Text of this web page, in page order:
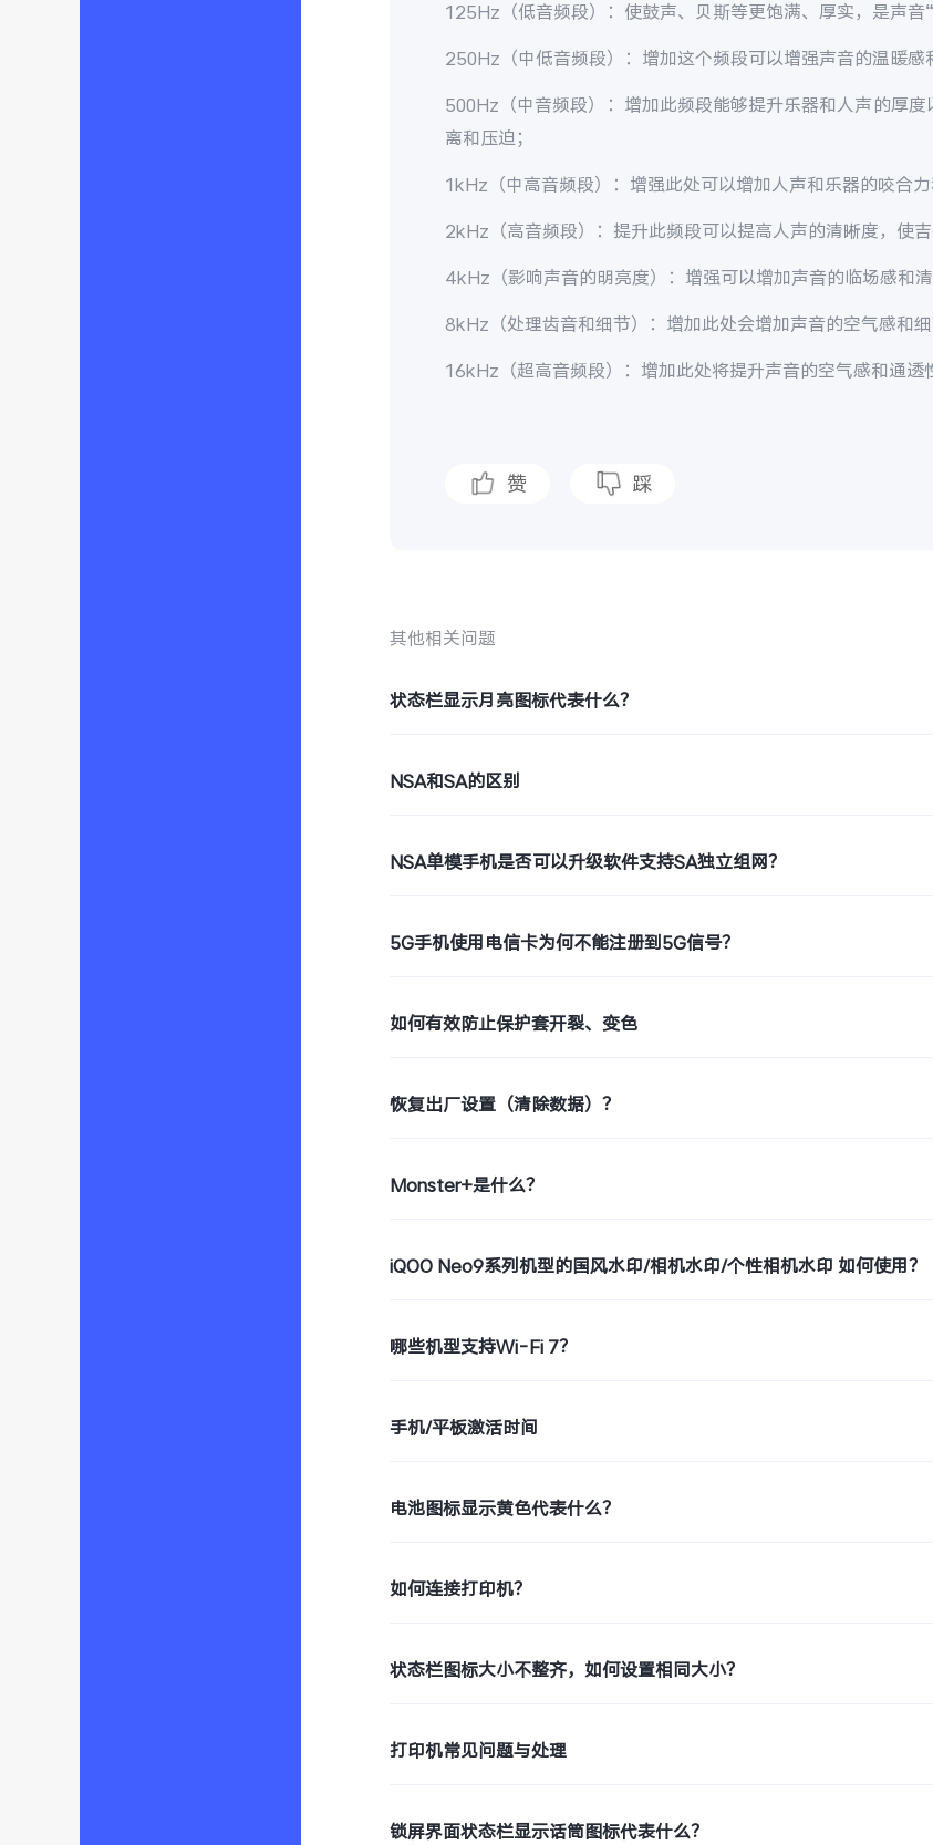
125Hz （低音频段）：使鼓声、贝斯等更饱满、厚实，是声音
250Hz （中低音频段）：增加这个频段可以增强声音的温暖感
500Hz （中音频段）：增加此频段能够提升乐器和人声的厚
离和压迫；
1kHz （中高音频段）：增强此处可以增加人声和乐器的咬合力
2kHz （高音频段）：提升此频段可以提高人声的清晰度，使
4kHz （影响声音的明亮度）：增强可以增加声音的临场感和
8kHz （处理齿音和细节）：增加此处会增加声音的空气感和
16kHz （超高音频段）：增加此处将提升声音的空气感和通透
赞 踩
其他相关问题
状态栏显示月亮图标代表什么？
NSA和SA的区别
NSA单模手机是否可以升级软件支持SA独立组网？
5G手机使用电信卡为何不能注册到5G信号？
如何有效防止保护套开裂、变色
恢复出厂设置（清除数据）？
Monster+是什么？
iQOO Neo9系列机型的国风水印/相机水印/个性相机水印 如何使用？
哪些机型支持Wi-Fi 7？
手机/平板激活时间
电池图标显示黄色代表什么？
如何连接打印机？
状态栏图标大小不整齐，如何设置相同大小？
打印机常见问题与处理
锁屏界面状态栏显示话筒图标代表什么？